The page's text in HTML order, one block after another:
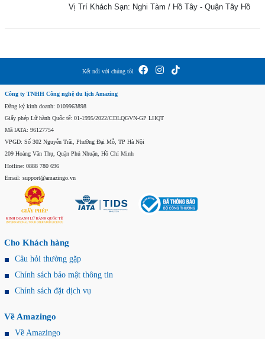
Vị Trí Khách Sạn: Nghi Tàm / Hồ Tây - Quận Tây Hồ
Kết nối với chúng tôi
Công ty TNHH Công nghệ du lịch Amazing
Đăng ký kinh doanh: 0109963898
Giấy phép Lữ hành Quốc tế: 01-1995/2022/CDLQGVN-GP LHQT
Mã IATA: 96127754
VPGD: Số 302 Nguyễn Trãi, Phường Đại Mỗ, TP Hà Nội
209 Hoàng Văn Thụ, Quận Phú Nhuận, Hồ Chí Minh
Hotline: 0888 780 696
Email: support@amazingo.vn
Cho Khách hàng
Câu hỏi thường gặp
Chính sách bảo mật thông tin
Chính sách đặt dịch vụ
Về Amazingo
Về Amazingo